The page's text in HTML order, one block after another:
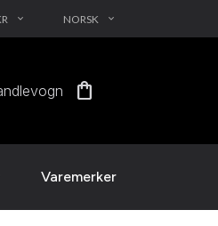
EXPAND_MORE NORSK EXPAND_MORE
shopping_bag
Varemerker